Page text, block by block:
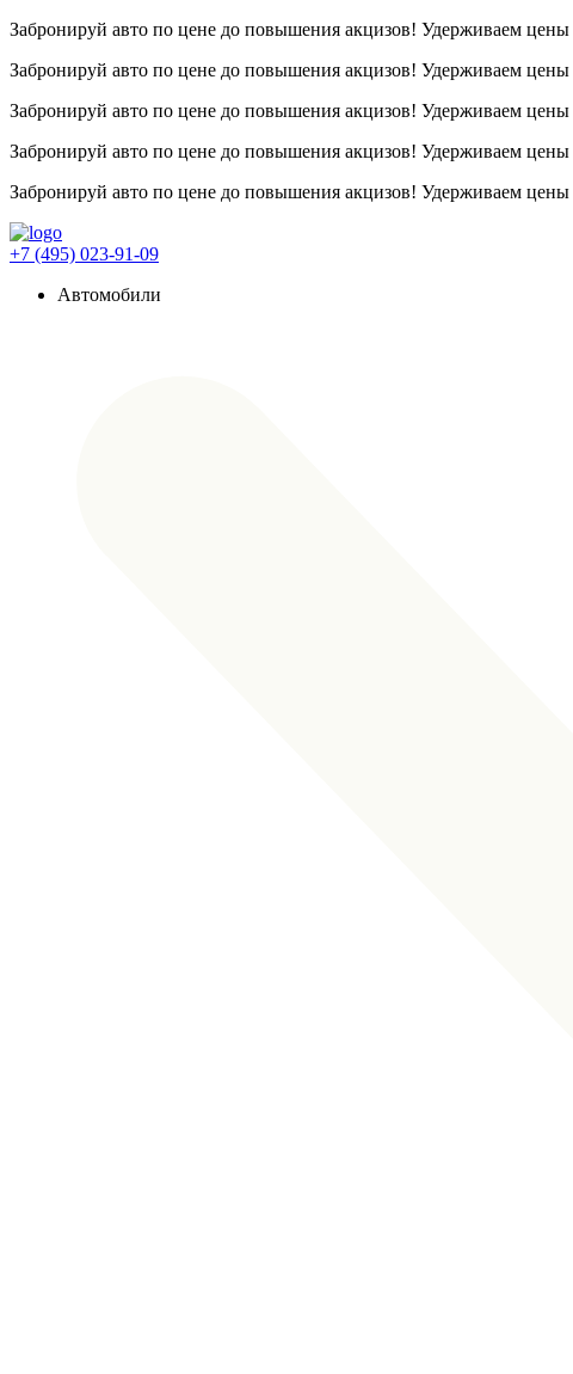
Забронируй авто по цене до повышения акцизов! Удерживаем цены
Забронируй авто по цене до повышения акцизов! Удерживаем цены
Забронируй авто по цене до повышения акцизов! Удерживаем цены
Забронируй авто по цене до повышения акцизов! Удерживаем цены
Забронируй авто по цене до повышения акцизов! Удерживаем цены
+7 (495) 023-91-09
Автомобили